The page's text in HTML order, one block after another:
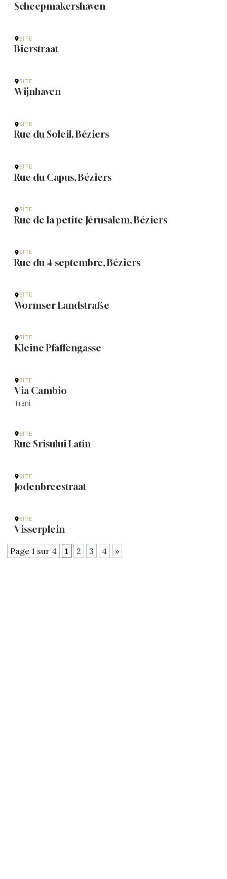
Scheepmakershaven
SITE
Bierstraat
SITE
Wijnhaven
SITE
Rue du Soleil, Béziers
SITE
Rue du Capus, Béziers
SITE
Rue de la petite Jérusalem, Béziers
SITE
Rue du 4 septembre, Béziers
SITE
Wormser Landstraße
SITE
Kleine Pfaffengasse
SITE
Via Cambio
Trani
SITE
Rue Srisului Latin
SITE
Jodenbreestraat
SITE
Visserplein
Page 1 sur 4 1 2 3 4 »